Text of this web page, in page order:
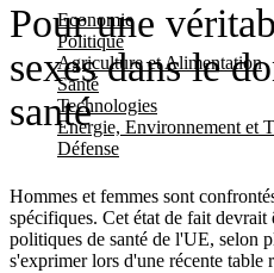
Economie
Politique
Agriculture et Alimentation
Santé
Technologies
Energie, Environnement et
Défense
Pour une
sexes dans le
santé
Hommes et femmes sont
spécifiques. Cet état de fait
politiques de santé de l'UE, selon
s'exprimer lors d'une récente table